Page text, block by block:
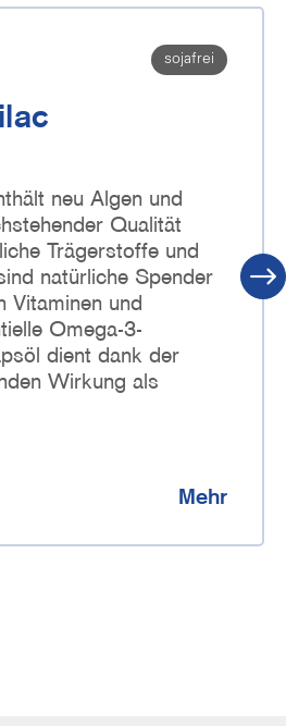
sojafrei
neu Algen und
Qualität
Trägerstoffe und
natürliche Spender
Vitaminen und
Omega-3-
dient dank der
Wirkung als
Mehr